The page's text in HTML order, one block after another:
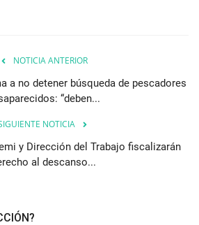
NOTICIA ANTERIOR
a no detener búsqueda de pescadores
“deben...
NOTICIA
y Dirección del Trabajo fiscalizarán
al descanso...